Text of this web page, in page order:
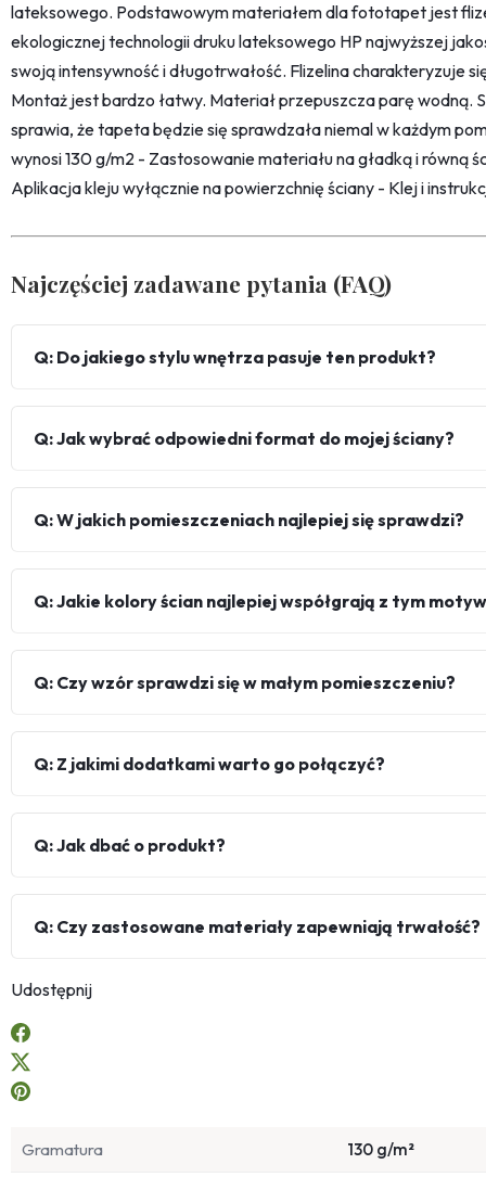
lateksowego. Podstawowym materiałem dla fototapet jest
ekologicznej technologii druku lateksowego HP najwyższej
swoją intensywność i długotrwałość. Flizelina charakteryzuje
Montaż jest bardzo łatwy. Materiał przepuszcza parę wodną.
sprawia, że tapeta będzie się sprawdzała niemal w każdym
wynosi 130 g/m2 - Zastosowanie materiału na gładką i równą
Aplikacja kleju wyłącznie na powierzchnię ściany - Klej i
Najczęściej zadawane pytania (FAQ)
Q: Do jakiego stylu wnętrza pasuje ten produkt?
Q: Jak wybrać odpowiedni format do mojej ściany?
Q: W jakich pomieszczeniach najlepiej się sprawdzi?
Q: Jakie kolory ścian najlepiej współgrają z tym
Q: Czy wzór sprawdzi się w małym pomieszczeniu?
Q: Z jakimi dodatkami warto go połączyć?
Q: Jak dbać o produkt?
Q: Czy zastosowane materiały zapewniają trwałość?
Udostępnij
Gramatura 130 g/m²